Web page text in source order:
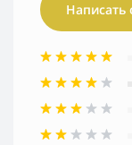
Написать